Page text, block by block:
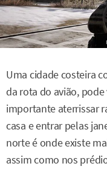
Uma cidade costeira
da rota do avião,
importante aterrissar
casa e entrar pelas
norte é onde existe
assim como nos